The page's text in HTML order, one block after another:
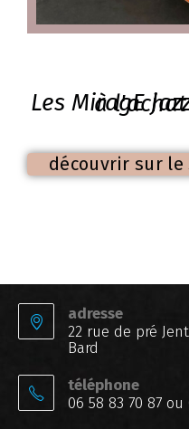
Les MiragE jazz sont
découvrir sur le
adresse
22 rue de pré
Bard
téléphone
06 58 83 70 87 ou